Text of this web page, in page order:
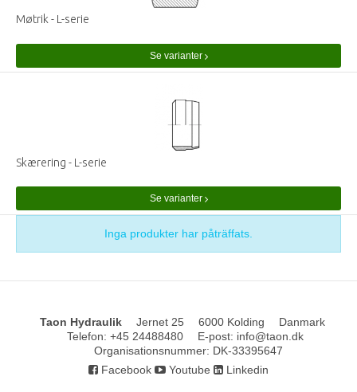
Møtrik - L-serie
Se varianter
Skærering - L-serie
Se varianter
Inga produkter har påträffats.
Taon Hydraulik Jernet 25 6000 Kolding
Danmark
Telefon: +45 24488480 E-post: info@taon.dk
Organisationsnummer: DK-33395647
Facebook
Youtube Linkedin